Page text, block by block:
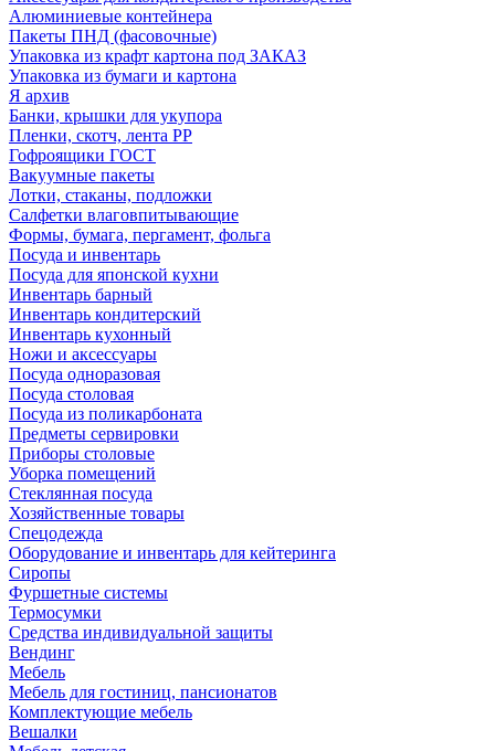
Алюминиевые контейнера
Пакеты ПНД (фасовочные)
Упаковка из крафт картона под ЗАКАЗ
Упаковка из бумаги и картона
Я архив
Банки, крышки для укупора
Пленки, скотч, лента РР
Гофроящики ГОСТ
Вакуумные пакеты
Лотки, стаканы, подложки
Салфетки влаговпитывающие
Формы, бумага, пергамент, фольга
Посуда и инвентарь
Посуда для японской кухни
Инвентарь барный
Инвентарь кондитерский
Инвентарь кухонный
Ножи и аксессуары
Посуда одноразовая
Посуда столовая
Посуда из поликарбоната
Предметы сервировки
Приборы столовые
Уборка помещений
Стеклянная посуда
Хозяйственные товары
Спецодежда
Оборудование и инвентарь для кейтеринга
Сиропы
Фуршетные системы
Термосумки
Средства индивидуальной защиты
Вендинг
Мебель
Мебель для гостиниц, пансионатов
Комплектующие мебель
Вешалки